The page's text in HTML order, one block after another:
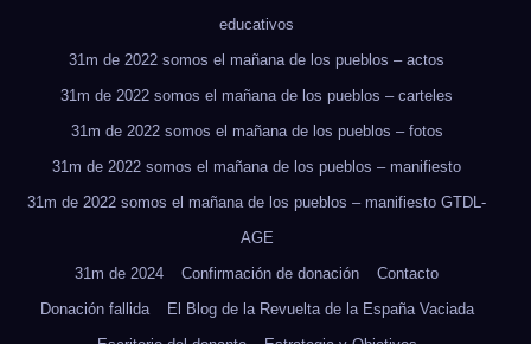
educativos
31m de 2022 somos el mañana de los pueblos – actos
31m de 2022 somos el mañana de los pueblos – carteles
31m de 2022 somos el mañana de los pueblos – fotos
31m de 2022 somos el mañana de los pueblos – manifiesto
31m de 2022 somos el mañana de los pueblos – manifiesto GTDL-
AGE
31m de 2024
Confirmación de donación
Contacto
Donación fallida
El Blog de la Revuelta de la España Vaciada